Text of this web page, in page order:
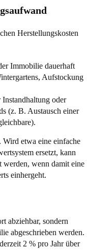
Herstellungskosten
Immobilie dauerhaft
Aufstockung
oder
(z. B. Austausch einer
etwa eine einfache
ersetzt, kann
werden, wenn damit eine
einhergeht.
abziehbar, sondern
abgeschrieben werden.
2 % pro Jahr über